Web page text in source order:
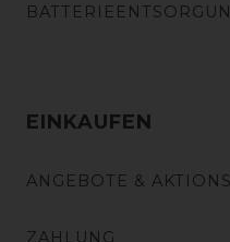
EINKAUFEN
ANGEBOTE &
ZAHLUNG